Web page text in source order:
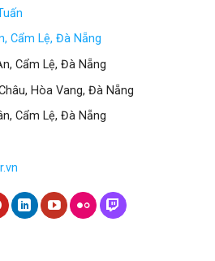
Cẩm Lệ, Đà Nẵng
Cẩm Lệ, Đà Nẵng
Hòa Vang, Đà Nẵng
Cẩm Lệ, Đà Nẵng